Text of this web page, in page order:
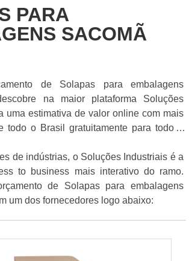
PARA
SACOMÃ
de Solapas para embalagens
na maior plataforma Soluções
uma estimativa de valor online com mais
todo o Brasil gratuitamente para todo o
de indústrias, o Soluções Industriais é a
to business mais interativo do ramo.
de Solapas para embalagens
um dos fornecedores logo abaixo: